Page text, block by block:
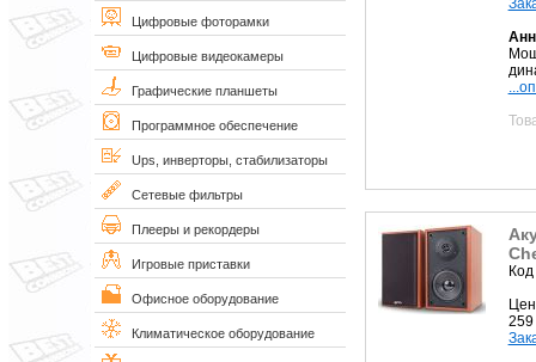
Цифровые фоторамки
Цифровые видеокамеры
Графические планшеты
Программное обеспечение
Ups, инверторы, стабилизаторы
Сетевые фильтры
Плееры и рекордеры
Игровые приставки
Офисное оборудование
Климатическое оборудование